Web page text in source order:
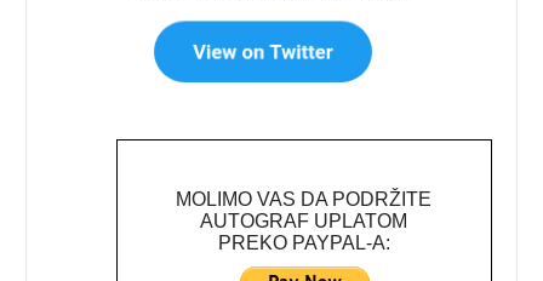
MOLIMO VAS DA PODRŽITE
AUTOGRAF UPLATOM
PREKO PAYPAL-A: